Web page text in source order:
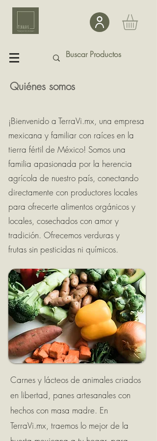
Quiénes somos
¡Bienvenido a TerraVi.mx, una empresa
mexicana y familiar con raíces en la
tierra fértil de México! Somos una
familia apasionada por la herencia
agrícola de nuestro país, conectando
directamente con productores locales
para ofrecerte alimentos orgánicos y
locales, cosechados con amor y
tradición. Ofrecemos verduras y
frutas sin pesticidas ni químicos.
Carnes y lácteos de animales criados
en libertad, panes artesanales con
hechos con masa madre. En
TerraVi.mx, traemos lo mejor de la